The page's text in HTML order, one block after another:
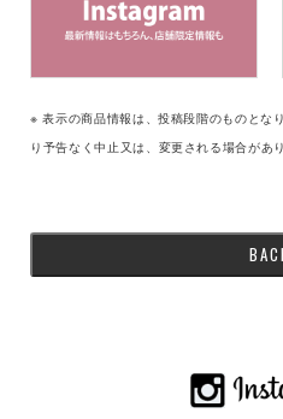
※ 表示の商品情報は、投稿段階のものとな
り予告なく中止又は、変更される場合があ